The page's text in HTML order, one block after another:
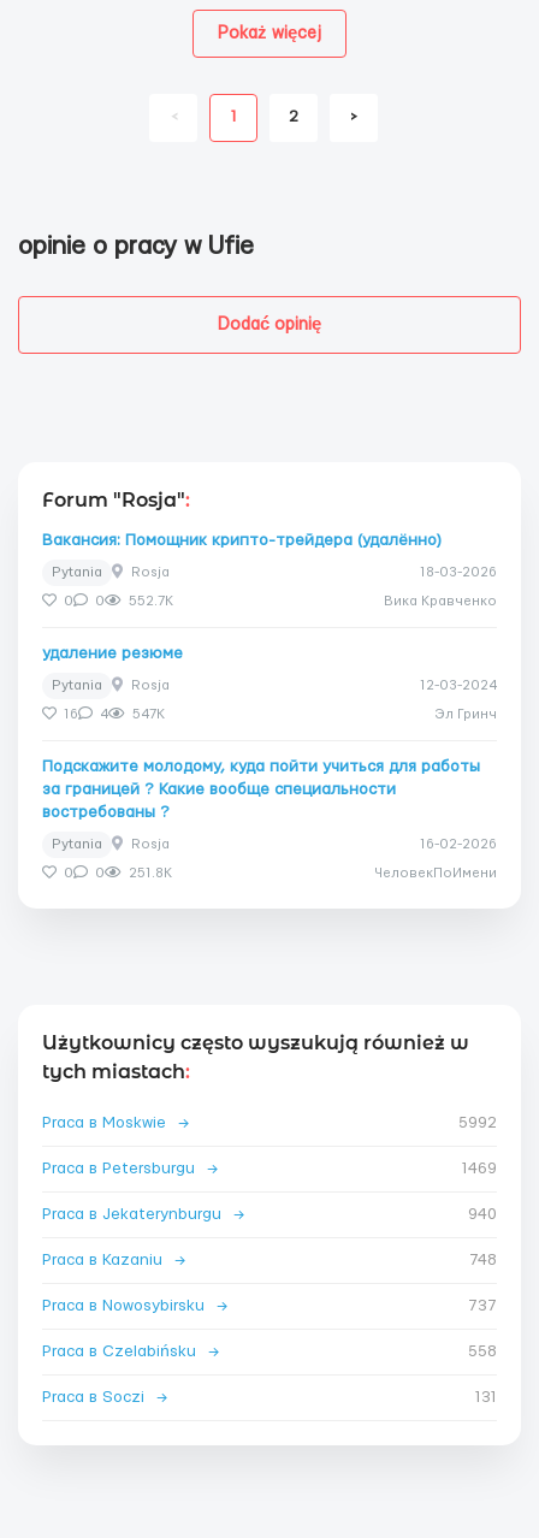
< 1 2 >
Pokaż więcej
opinie o pracy w Ufie
Dodać opinię
Forum "Rosja":
Вакансия: Помощник крипто-трейдера (удалённо)
Pytania Rosja 18-03-2026
0 0 552.7K Вика Кравченко
удаление резюме
Pytania Rosja 12-03-2024
16 4 547K Эл Гринч
Подскажите молодому, куда пойти учиться для работы
за границей ? Какие вообще специальности
востребованы ?
Pytania Rosja 16-02-2026
0 0 251.8K ЧеловекПоИмени
Użytkownicy często wyszukują również w
tych miastach:
Praca в Moskwie → 5992
Praca в Petersburgu → 1469
Praca в Jekaterynburgu → 940
Praca в Kazaniu → 748
Praca в Nowosybirsku → 737
Praca в Czelabińsku → 558
Praca в Soczi → 131